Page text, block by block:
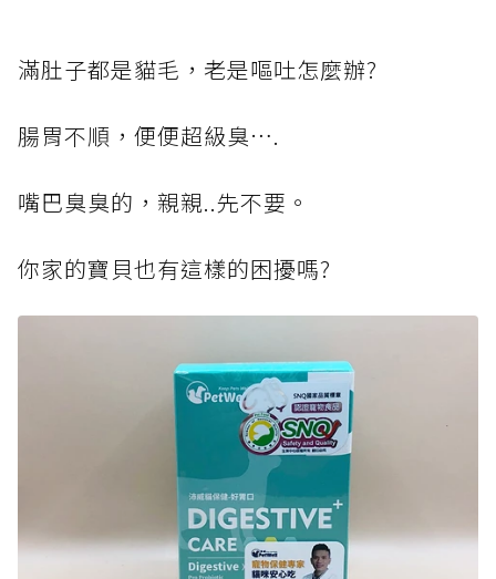
滿肚子都是貓毛，老是嘔吐怎麼辦?
腸胃不順，便便超級臭….
嘴巴臭臭的，親親..先不要。
你家的寶貝也有這樣的困擾嗎?